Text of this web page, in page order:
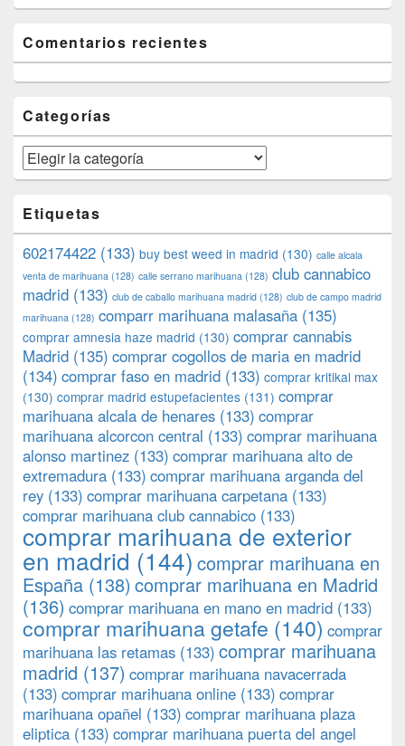
Comentarios recientes
Categorías
Categorías
Etiquetas
602174422 (133) buy best weed in madrid (130) calle alcala
venta de marihuana (128) calle serrano marihuana (128) club cannabico
madrid (133) club de caballo marihuana madrid (128) club de campo madrid
marihuana (128) comparr marihuana malasaña (135)
comprar amnesia haze madrid (130) comprar cannabis
Madrid (135) comprar cogollos de maria en madrid
(134) comprar faso en madrid (133) comprar kritikal max
(130) comprar madrid estupefacientes (131) comprar
marihuana alcala de henares (133) comprar
marihuana alcorcon central (133) comprar marihuana
alonso martinez (133) comprar marihuana alto de
extremadura (133) comprar marihuana arganda del
rey (133) comprar marihuana carpetana (133)
comprar marihuana club cannabico (133)
comprar marihuana de exterior
en madrid (144) comprar marihuana en
España (138) comprar marihuana en Madrid
(136) comprar marihuana en mano en madrid (133)
comprar marihuana getafe (140) comprar
marihuana las retamas (133) comprar marihuana
madrid (137) comprar marihuana navacerrada
(133) comprar marihuana online (133) comprar
marihuana opañel (133) comprar marihuana plaza
eliptica (133) comprar marihuana puerta del angel